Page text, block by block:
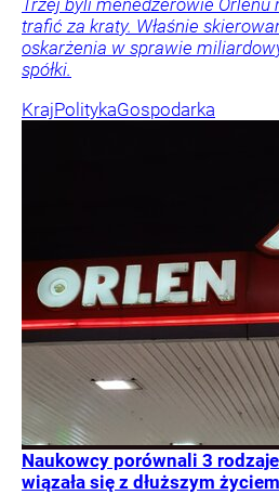
Trzej byli menedżerowie Orlenu
trafić za kraty. Właśnie
oskarżenia w sprawie
spółki.
KrajPolitykaGospodarka
Naukowcy porównali 3
wiązała się z dłuższym życiem